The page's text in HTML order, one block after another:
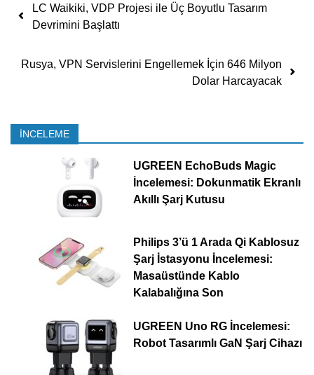
LC Waikiki, VDP Projesi ile Üç Boyutlu Tasarım
Devrimini Başlattı
Rusya, VPN Servislerini Engellemek İçin 646 Milyon
Dolar Harcayacak
İNCELEME
UGREEN EchoBuds Magic
İncelemesi: Dokunmatik Ekranlı
Akıllı Şarj Kutusu
Philips 3’ü 1 Arada Qi Kablosuz
Şarj İstasyonu İncelemesi:
Masaüstünde Kablo
Kalabalığına Son
UGREEN Uno RG İncelemesi:
Robot Tasarımlı GaN Şarj Cihazı